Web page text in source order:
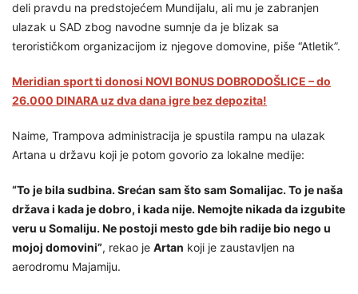
deli pravdu na predstojećem Mundijalu, ali mu je zabranjen
ulazak u SAD zbog navodne sumnje da je blizak sa
terorističkom organizacijom iz njegove domovine, piše “Atletik”.
Meridian sport ti donosi NOVI BONUS DOBRODOŠLICE – do
26.000 DINARA uz dva dana igre bez depozita!
Naime, Trampova administracija je spustila rampu na ulazak
Artana u državu koji je potom govorio za lokalne medije:
“To je bila sudbina. Srećan sam što sam Somalijac. To je naša
država i kada je dobro, i kada nije. Nemojte nikada da izgubite
veru u Somaliju. Ne postoji mesto gde bih radije bio nego u
mojoj domovini”, rekao je Artan koji je zaustavljen na
aerodromu Majamiju.